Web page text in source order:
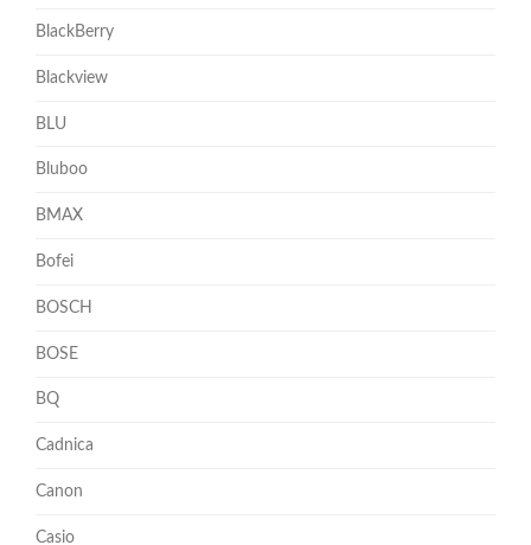
BlackBerry
Blackview
BLU
Bluboo
BMAX
Bofei
BOSCH
BOSE
BQ
Cadnica
Canon
Casio